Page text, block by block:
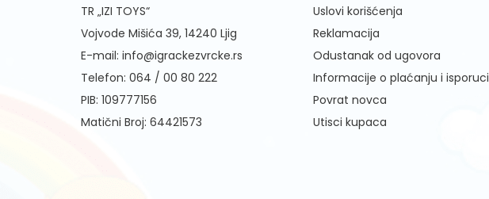
TR „IZI TOYS“
Vojvode Mišića 39, 14240 Ljig
E-mail: info@igrackezvrcke.rs
Telefon: 064 / 00 80 222
PIB: 109777156
Matični Broj: 64421573
Uslovi korišćenja
Reklamacija
Odustanak od ugovora
Informacije o plaćanju i isporuci
Povrat novca
Utisci kupaca